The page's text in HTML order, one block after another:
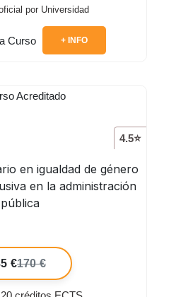
por Universidad
+ INFO
4.5⭐
en igualdad de género
en la administración
pública
€170 €